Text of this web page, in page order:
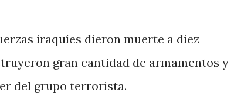
iraquíes dieron muerte a diez
gran cantidad de armamentos y
del grupo terrorista.